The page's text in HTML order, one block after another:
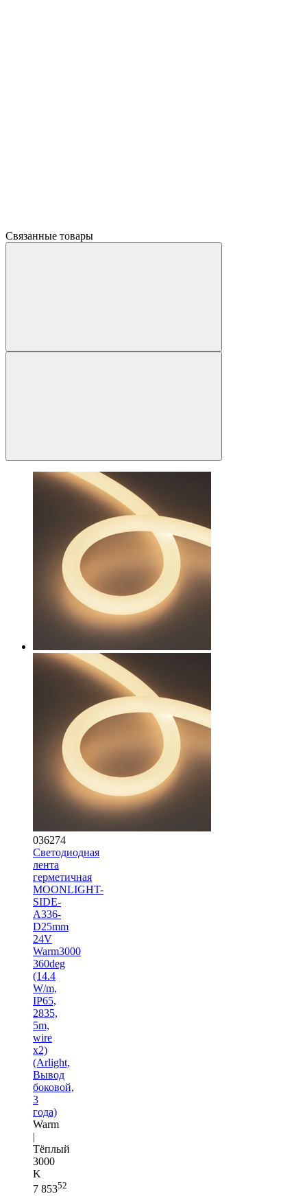
Связанные товары
036274
Светодиодная
лента
герметичная
MOONLIGHT-
SIDE-
A336-
D25mm
24V
Warm3000
360deg
(14.4
W/m,
IP65,
2835,
5m,
wire
x2)
(Arlight,
Вывод
боковой,
3
года)
Warm
|
Тёплый
3000
K
7 85352